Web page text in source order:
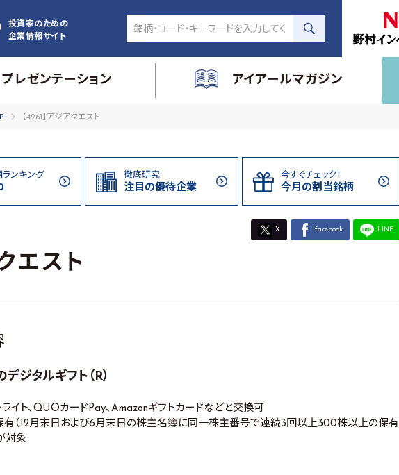
投資家のための
企業情報サイト
プレゼンテーション アイアールマガジン
【4261】アジアクエスト
ンキング 徹底研究
注目の優待企業
今すぐチェック！
今月の割当銘柄
X facebook LINE
エスト
ジタルギフト（R）
イト、QUOカードPay、Amazonギフトカードなどと交換可
（12月末日および6月末日の株主名簿に同一株主番号で連続3回以上300株以上の保有
対象